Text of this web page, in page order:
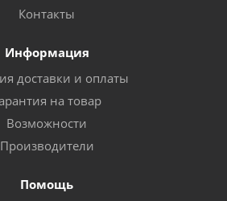
Контакты
Информация
доставки и оплаты
на товар
Возможности
Производители
Помощь